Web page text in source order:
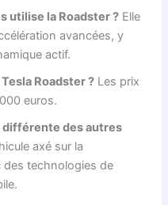
utilise la Roadster ? Elle
avancées, y
actif.
Roadster ? Les prix
euros.
différente des autres
axé sur la
des technologies de